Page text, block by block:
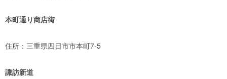
本町通り商店街
住所：三重県四日市市本町7-5
諏訪新道